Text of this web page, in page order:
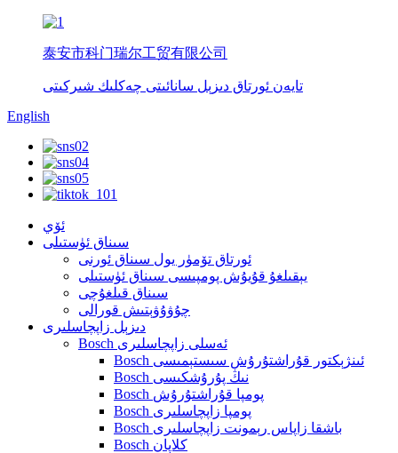
泰安市科门瑞尔工贸有限公司
تايەن ئورتاق دىزېل سانائىتى چەكلىك شىركىتى
English
ئۆي
سىناق ئۈستىلى
ئورتاق تۆمۈر يول سىناق ئورنى
يېقىلغۇ قۇيۇش پومپىسى سىناق ئۈستىلى
سىناق قىلغۇچى
چۇۋۇۋېتىش قورالى
دىزېل زاپچاسلىرى
Bosch ئەسلى زاپچاسلىرى
Bosch ئىنژېكتور قۇراشتۇرۇش سىستېمىسى
Bosch نىڭ پۇرۇشكىسى
Bosch پومپا قۇراشتۇرۇش
Bosch پومپا زاپچاسلىرى
Bosch باشقا زاپاس رېمونت زاپچاسلىرى
Bosch كلاپان